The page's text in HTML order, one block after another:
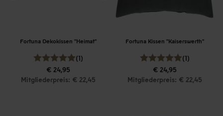
Fortuna Dekokissen "Heimat"
(1)
€ 24,95
Mitgliederpreis: € 22,45
Fortuna Kissen "Kaiserswerth"
(1)
€ 24,95
Mitgliederpreis: € 22,45